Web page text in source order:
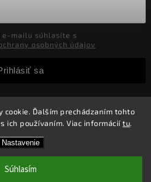
cookie. Ďalším prechádzaním tohto
ich používaním. Viac informáciítu.
Nastavenie
Súhlasím
Zaregistrujte sa a získajte v
kombinovať s inými
osobných údajov
sa
salony.sk. Všetky práva
| Design